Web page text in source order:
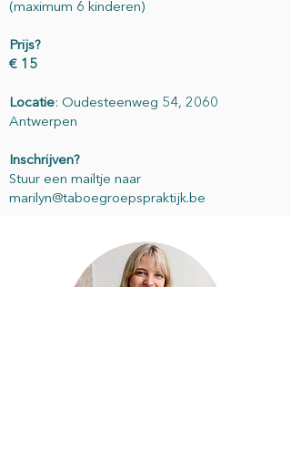
(maximum 6 kinderen)
Prijs?
€ 15
Locatie: Oudesteenweg 54, 2060
Antwerpen
Inschrijven?
Stuur een mailtje naar
marilyn@taboegroepspraktijk.be